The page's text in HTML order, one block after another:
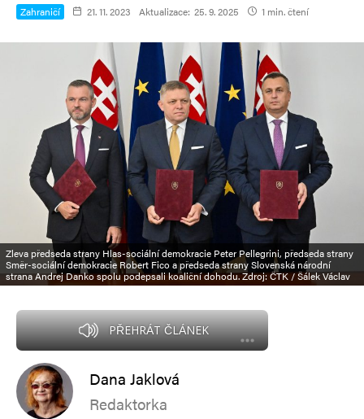
Zahraničí 21. 11. 2023 Aktualizace: 25. 9. 2025 1 min. čtení
Zleva předseda strany Hlas-sociální demokracie Peter Pellegrini, předseda strany
Směr-sociální demokracie Robert Fico a předseda strany Slovenská národní
strana Andrej Danko spolu podepsali koaliční dohodu. Zdroj: ČTK / Šálek Václav
PŘEHRÁT ČLÁNEK
Dana Jaklová
Redaktorka